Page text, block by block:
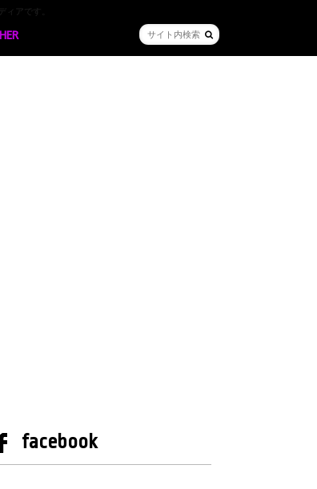
アです。
facebook